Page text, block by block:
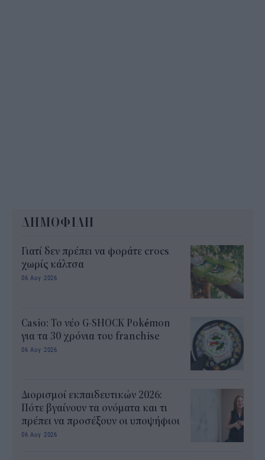
ΔΗΜΟΦΙΛΗ
Γιατί δεν πρέπει να φοράτε crocs
χωρίς κάλτσα
06 Αυγ 2026
Casio: Το νέο G-SHOCK Pokémon
για τα 30 χρόνια του franchise
06 Αυγ 2026
Διορισμοί εκπαιδευτικών 2026:
Πότε βγαίνουν τα ονόματα και τι
πρέπει να προσέξουν οι υποψήφιοι
06 Αυγ 2026